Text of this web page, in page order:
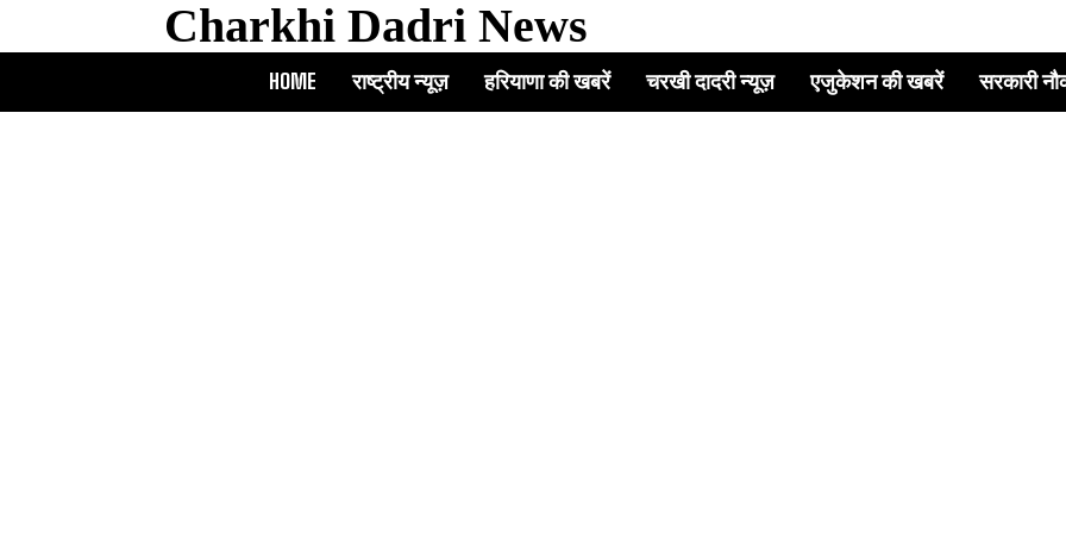
Charkhi Dadri News
HOME राष्ट्रीय न्यूज़ हरियाणा की खबरें चरखी दादरी न्यूज़ एजुकेशन की खबरें सरकारी